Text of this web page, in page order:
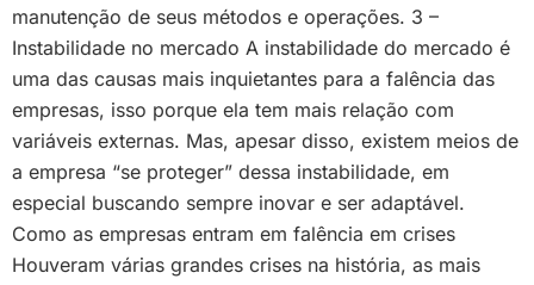
manutenção de seus métodos e operações. 3 –
Instabilidade no mercado A instabilidade do mercado é
uma das causas mais inquietantes para a falência das
empresas, isso porque ela tem mais relação com
variáveis externas. Mas, apesar disso, existem meios de
a empresa “se proteger” dessa instabilidade, em
especial buscando sempre inovar e ser adaptável.
Como as empresas entram em falência em crises
Houveram várias grandes crises na história, as mais